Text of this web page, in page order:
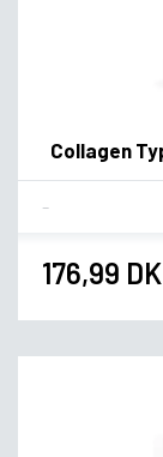
Collagen
176,99